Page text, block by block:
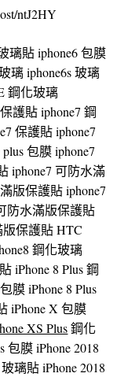
ntJ2HY
璃貼 iphone6 包膜
璃 iphone6s 玻璃
鋼化玻璃
護貼 iphone7 鋼
保護貼 iphone7
包膜 iphone7
iphone7 可防水滿
版保護貼 iphone7
防水滿版保護貼
版保護貼 HTC
鋼化玻璃
iPhone 8 Plus 鋼
膜 iPhone 8 Plus
iPhone X 包膜
XS Plus鋼化
包膜 iPhone 2018
璃貼 iPhone 2018